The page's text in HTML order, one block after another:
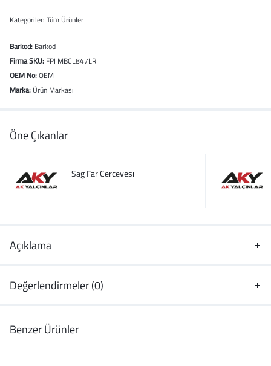
Kategoriler: Tüm Ürünler
Barkod: Barkod
Firma SKU: FPI MBCL847LR
OEM No:OEM
Marka: Ürün Markası
Öne Çıkanlar
Sag Far Cercevesı
Açıklama
Değerlendirmeler (0)
Benzer Ürünler